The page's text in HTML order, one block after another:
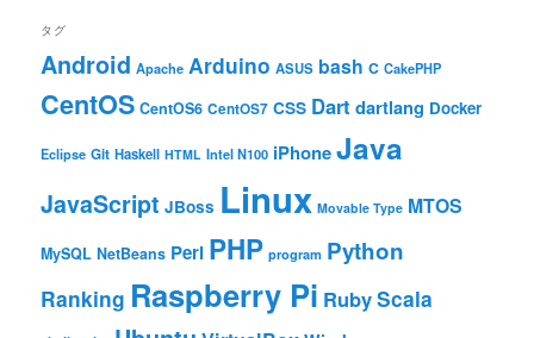
タグ
Android Apache Arduino ASUS bash C CakePHP
CentOS CentOS6 CentOS7 CSS Dart dartlang Docker
Eclipse Git Haskell HTML Intel N100 iPhoneJava
JavaScript JBoss Linux Movable Type MTOS
MySQL NetBeans Perl PHP program Python
Ranking Raspberry Pi RubyScala